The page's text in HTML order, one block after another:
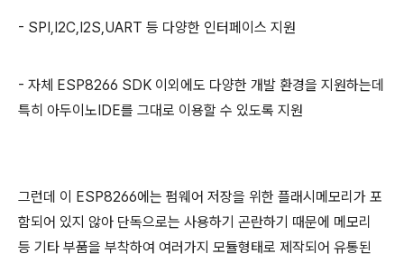
- SPI,I2C,I2S,UART 등 다양한 인터페이스 지원
- 자체 ESP8266 SDK 이외에도 다양한 개발 환경을 지원하는데
특히 아두이노IDE를 그대로 이용할 수 있도록 지원
그런데 이 ESP8266에는 펌웨어 저장을 위한 플래시메모리가 포
함되어 있지 않아 단독으로는 사용하기 곤란하기 때문에 메모리
등 기타 부품을 부착하여 여러가지 모듈형태로 제작되어 유통된